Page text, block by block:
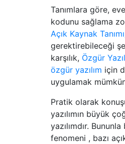
Tanımlara göre,
kodunu sağlama
Açık Kaynak
gerektirebileceği
karşılık, Özgür
özgür yazılım için
uygulamak
Pratik olarak
yazılımın büyük
yazılımdır.
fenomeni , bazı